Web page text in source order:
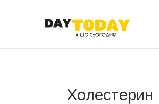
Холестерин